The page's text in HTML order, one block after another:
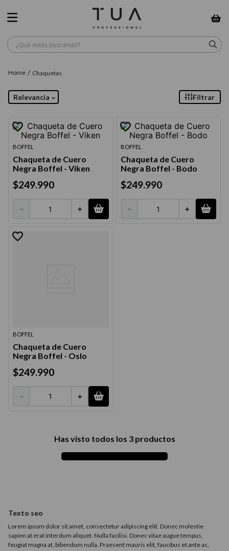
¿Qué estás buscando?
Chaquetas
Relevancia Filtrar
BOFFEL
Chaqueta de Cuero
Negra Boffel - Viken
$249.990
＋
－
BOFFEL
Chaqueta de Cuero
Negra Boffel - Bodo
$249.990
＋
－
BOFFEL
Chaqueta de Cuero
Negra Boffel - Oslo
$249.990
＋
－
Has visto todos los 3productos
Texto seo
Lorem ipsum dolor sit amet, consectetur adipiscing elit. Donec molestie
sapien at erat interdum aliquet. Nulla facilisi. Donec vitae augue tempus,
feugiat magna at, bibendum nulla. Praesent mauris elit, faucibus et ante ac,
TÉRMINOS MÁS BUSCADOS
1. wella
. farmavita
4.
5. cepillo
6. gama